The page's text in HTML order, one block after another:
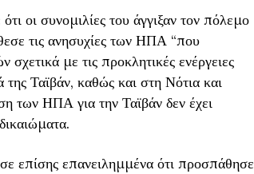
οι συνομιλίες του άγγιξαν τον πόλεμο
τις ανησυχίες των ΗΠΑ “που
με τις προκλητικές ενέργειες
Ταϊβάν, καθώς και στη Νότια και
των ΗΠΑ για την Ταϊβάν δεν έχει
επίσης επανειλημμένα ότι προσπάθησε